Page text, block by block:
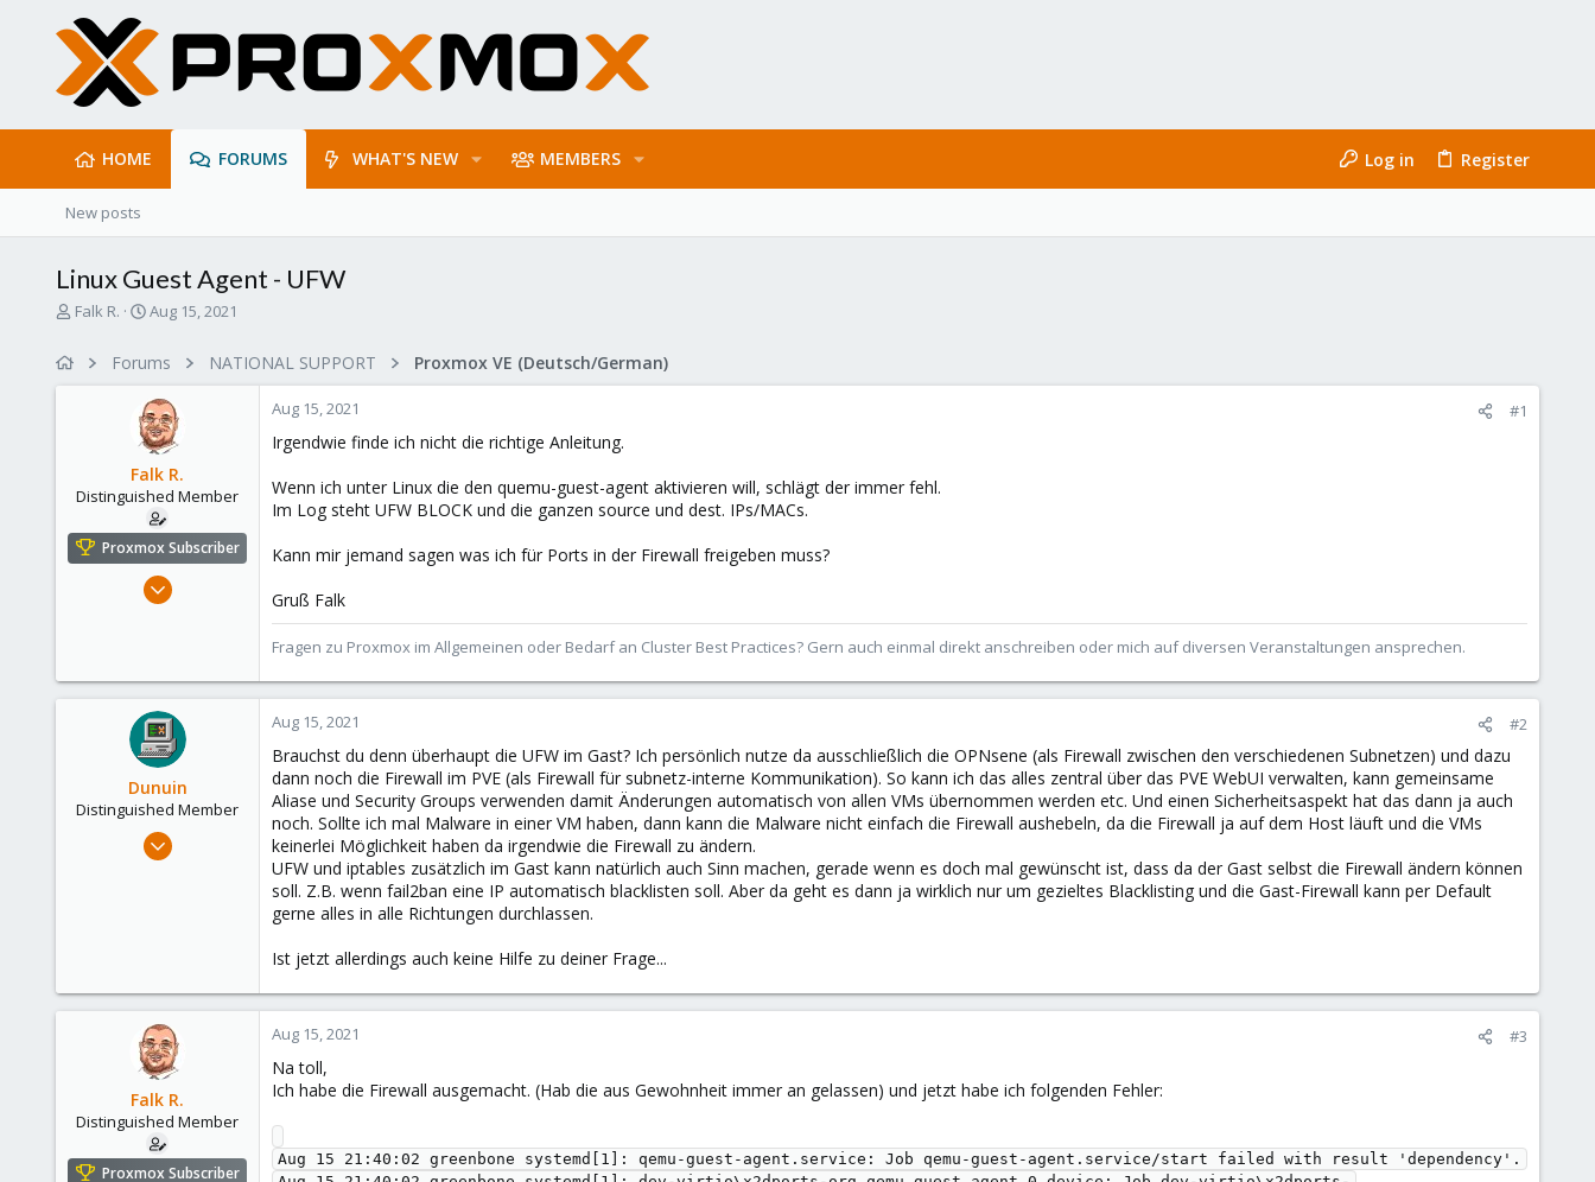
HOME FORUMS WHAT'S NEW MEMBERS Log in Register
New posts
Linux Guest Agent - UFW
T
r
e
r
Falk R.
S
r
t
d
a
t
e
Aug 15, 2021
Forums NATIONAL SUPPORT Proxmox VE (Deutsch/German)
Falk R.
Distinguished Member
Proxmox Subscriber
Aug 2, 2021
47
roesing.it
Aug 15, 2021 #1
Irgendwie finde ich nicht die richtige Anleitung.
Wenn ich unter Linux die den quemu-guest-agent aktivieren will, schlägt der immer fehl.
Im Log steht UFW BLOCK und die ganzen source und dest. IPs/MACs.
Kann mir jemand sagen was ich für Ports in der Firewall freigeben muss?
Gruß Falk
Fragen zu Proxmox im Allgemeinen oder Bedarf an Cluster Best Practices? Gern auch einmal direkt anschreiben oder mich auf diversen Veranstaltungen ansprechen.
Dunuin
Distinguished Member
Jun 30, 2020
Aug 15, 2021 #2
Brauchst du denn überhaupt die UFW im Gast? Ich persönlich nutze da ausschließlich die OPNsene (als Firewall zwischen den verschiedenen Subnetzen) und dazu
dann noch die Firewall im PVE (als Firewall für subnetz-interne Kommunikation). So kann ich das alles zentral über das PVE WebUI verwalten, kann gemeinsame
Aliase und Security Groups verwenden damit Änderungen automatisch von allen VMs übernommen werden etc. Und einen Sicherheitsaspekt hat das dann ja auch
noch. Sollte ich mal Malware in einer VM haben, dann kann die Malware nicht einfach die Firewall aushebeln, da die Firewall ja auf dem Host läuft und die VMs
keinerlei Möglichkeit haben da irgendwie die Firewall zu ändern.
UFW und iptables zusätzlich im Gast kann natürlich auch Sinn machen, gerade wenn es doch mal gewünscht ist, dass da der Gast selbst die Firewall ändern können
soll. Z.B. wenn fail2ban eine IP automatisch blacklisten soll. Aber da geht es dann ja wirklich nur um gezieltes Blacklisting und die Gast-Firewall kann per Default
gerne alles in alle Richtungen durchlassen.
Ist jetzt allerdings auch keine Hilfe zu deiner Frage...
Falk R.
Distinguished Member
Proxmox Subscriber
Aug 15, 2021 #3
Na toll,
Ich habe die Firewall ausgemacht. (Hab die aus Gewohnheit immer an gelassen) und jetzt habe ich folgenden Fehler:
Aug 15 21:40:02 greenbone systemd[1]: qemu-guest-agent.service: Job qemu-guest-agent.service/start failed with result 'dependency'.